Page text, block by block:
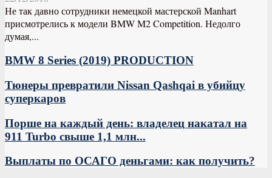
Не так давно сотрудники немецкой мастерской Manhart
присмотрелись к модели BMW M2 Competition. Недолго
думая,...
BMW 8 Series (2019) PRODUCTION
Тюнеры превратили Nissan Qashqai в убийцу
суперкаров
Порше на каждый день: владелец накатал на
911 Turbo свыше 1,1 млн...
Выплаты по ОСАГО деньгами: как получить?